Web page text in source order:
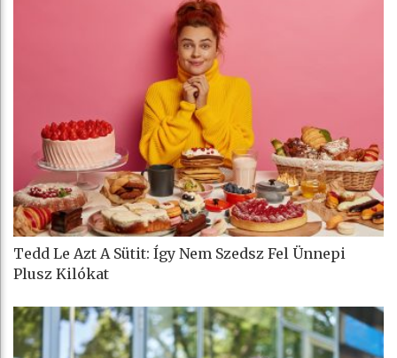
Tedd Le Azt A Sütit: Így Nem Szedsz Fel Ünnepi
Plusz Kilókat